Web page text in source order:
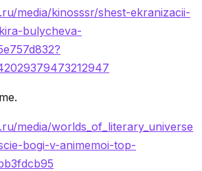
media/kinosssr/shest-ekranizacii-
bulycheva-
media/worlds_of_literary_universe
bogi-v-animemoi-top-